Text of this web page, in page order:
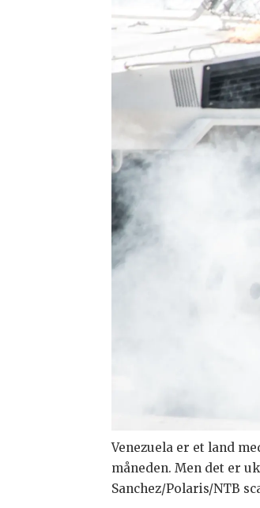
Venezuela er et land
måneden. Men det er
Sanchez/Polaris/NTB